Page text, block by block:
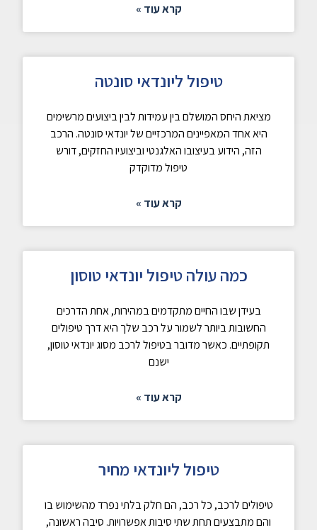
קרא עוד »
טיפול ליונדאי סונטה
מציאת היחס המושלם בין עמידות לבין ביצועים מרשימים
היא אחד המאפיינים המרכזיים של יונדאי סונטה. הרכב
הזה, הידוע בעיצובו האלגנטי וביצועיו החזקים, דורש
טיפול מדוקדק
קרא עוד »
כמה עולה טיפול יונדאי טוסון
בעידן שבו החיים מתקדמים במהירות, אחת הדרכים
החשובות ביותר לשמור על רכב שלך היא דרך טיפולים
תקופתיים. כאשר מדובר בטיפול לרכב מסוג יונדאי טוסון,
ישנם
קרא עוד »
טיפול ליונדאי מחיר
טיפולים לרכב, כל רכב, הם חלק בלתי נפרד מהשימוש בו
והם מתבצעים תחת שתי סיבות אפשרויות. סיבה ראשונה,